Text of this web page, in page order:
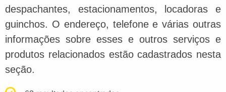
despachantes, estacionamentos, locadoras e
guinchos. O endereço, telefone e várias outras
informações sobre esses e outros serviços e
produtos relacionados estão cadastrados nesta
seção.